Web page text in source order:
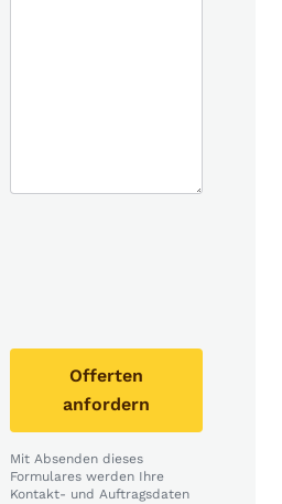
Offerten
anfordern
Mit Absenden dieses
Formulares werden Ihre
Kontakt- und Auftragsdaten